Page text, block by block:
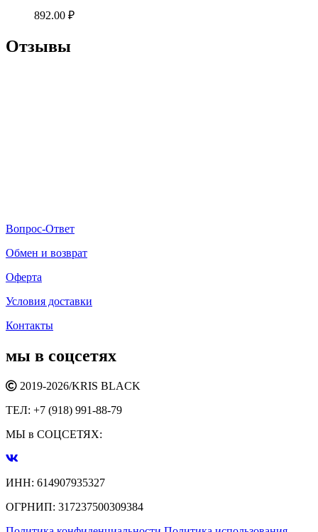
892.00 ₽
Отзывы
Вопрос-Ответ
Обмен и возврат
Оферта
Условия доставки
Контакты
мы в соцсетях
2019-2026/KRIS BLACK
ТЕЛ: +7 (918) 991-88-79
МЫ в СОЦСЕТЯХ:
ИНН: 614907935327
ОГРНИП: 317237500309384